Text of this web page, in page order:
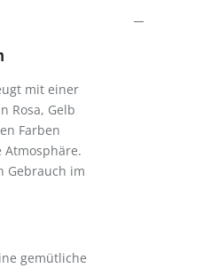
mit einer
Rosa, Gelb
Farben
Gebrauch im
gemütliche